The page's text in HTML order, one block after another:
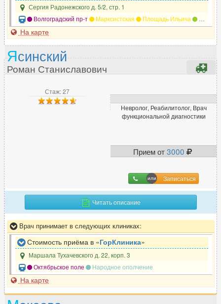
Сергия Радонежского д. 5/2, стр. 1
Волгоградский пр-т
Марксистская Площадь Ильича Римская
На карте
Стаж: 27
Невролог, Реабилитолог, Врач
функциональной диагностики
Прием от3000
Записаться
Ясинский
Роман Станиславович
Читать описание
Врач принимает в следующих клиниках:
Стоимость приёма в «ГорКлиника»
Маршала Тухачевского д. 22, корп. 3
Октябрьское поле
Народное ополчение
На карте